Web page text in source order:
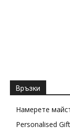
Връзки
Намерете
Personalised